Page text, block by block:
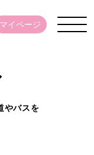
マイページ
やバスを